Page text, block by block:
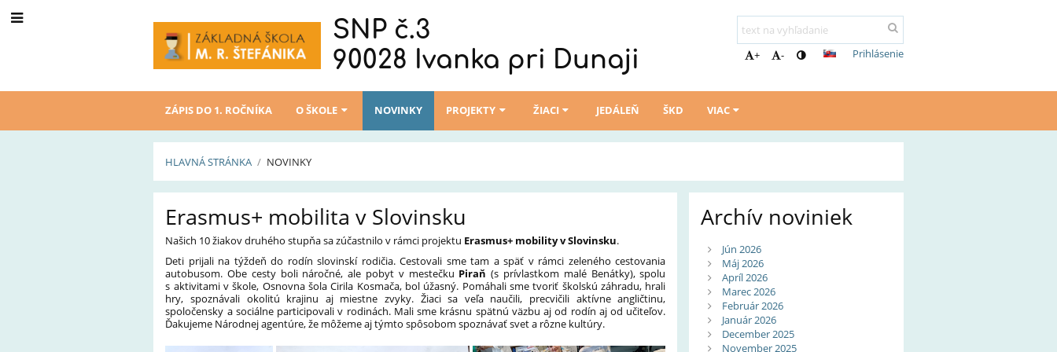
SNP č.3
90028 Ivanka pri Dunaji
+ - Prihlásenie
ZÁPIS DO 1. ROČNÍKA O ŠKOLE NOVINKY PROJEKTY ŽIACI JEDÁLEŇ ŠKD VIAC
HLAVNÁ STRÁNKA / NOVINKY
Novinky
Erasmus+ mobilita v Slovinsku
Našich 10 žiakov druhého stupňa sa zúčastnilo v rámci projektu Erasmus+ mobility v Slovinsku.
Deti prijali na týždeň do rodín slovinskí rodičia. Cestovali sme tam a späť v rámci zeleného cestovania
autobusom. Obe cesty boli náročné, ale pobyt v mestečku Piraň(s prívlastkom malé Benátky), spolu
s aktivitami v škole, Osnovna šola Cirila Kosmača, bol úžasný. Pomáhali sme tvoriť školskú záhradu, hrali
hry, spoznávali okolitú krajinu aj miestne zvyky. Žiaci sa veľa naučili, precvičili aktívne angličtinu,
spoločensky a sociálne participovali v rodinách. Mali sme krásnu spätnú väzbu aj od rodín aj od učiteľov.
Ďakujeme Národnej agentúre, že môžeme aj týmto spôsobom spoznávať svet a rôzne kultúry.
Archív noviniek
Jún 2026
Máj 2026
Apríl 2026
Marec 2026
Február 2026
Január 2026
December 2025
November 2025